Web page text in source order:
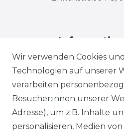
Wir verwenden Cookies
Technologien auf unserer
verarbeiten
Besucher:innen unserer
Adresse), um z.B. Inhalte
personalisieren, Medien
Information
Impressum